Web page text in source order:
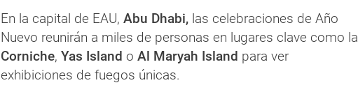
En la capital de EAU, Abu Dhabi, las celebraciones de Año
Nuevo reunirán a miles de personas en lugares clave como la
Corniche, Yas Island o Al Maryah Island para ver
exhibiciones de fuegos únicas.